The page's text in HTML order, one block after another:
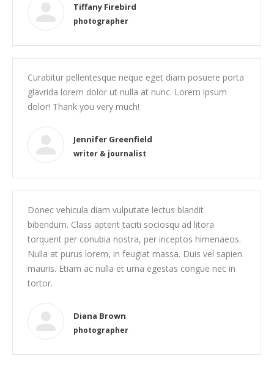
Tiffany Firebird
photographer
Curabitur pellentesque neque eget diam posuere porta
glavrida lorem dolor ut nulla at nunc. Lorem ipsum
dolor! Thank you very much!
Jennifer Greenfield
writer & journalist
Donec vehicula diam vulputate lectus blandit
bibendum. Class aptent taciti sociosqu ad litora
torquent per conubia nostra, per inceptos himenaeos.
Nulla at purus lorem, in feugiat massa. Duis vel sapien
mauris. Etiam ac nulla et urna egestas congue nec in
tortor.
Diana Brown
photographer